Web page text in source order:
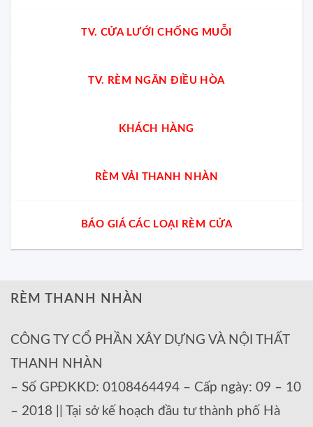
TV. CỬA LƯỚI CHỐNG MUỖI
TV. RÈM NGĂN ĐIỀU HÒA
KHÁCH HÀNG
RÈM VẢI THANH NHÀN
BÁO GIÁ CÁC LOẠI RÈM CỬA
RÈM THANH NHÀN
CÔNG TY CỔ PHẦN XÂY DỰNG VÀ NỘI THẤT
THANH NHÀN
– Số GPĐKKD: 0108464494 – Cấp ngày: 09 – 10
– 2018 || Tại sở kế hoạch đầu tư thành phố Hà